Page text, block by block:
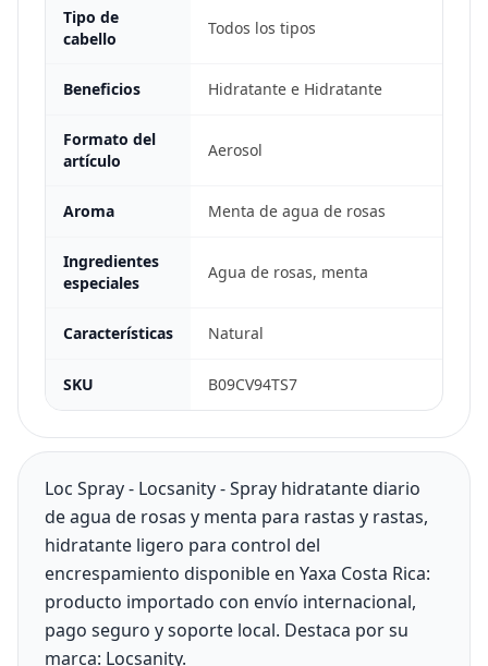
Tipo de
cabello
Todos los tipos
Beneficios Hidratante e Hidratante
Formato del
artículo
Aerosol
Aroma Menta de agua de rosas
Ingredientes
especiales
Agua de rosas, menta
Características Natural
SKU B09CV94TS7
Loc Spray - Locsanity - Spray hidratante diario
de agua de rosas y menta para rastas y rastas,
hidratante ligero para control del
encrespamiento disponible en Yaxa Costa Rica:
producto importado con envío internacional,
pago seguro y soporte local. Destaca por su
marca: Locsanity.